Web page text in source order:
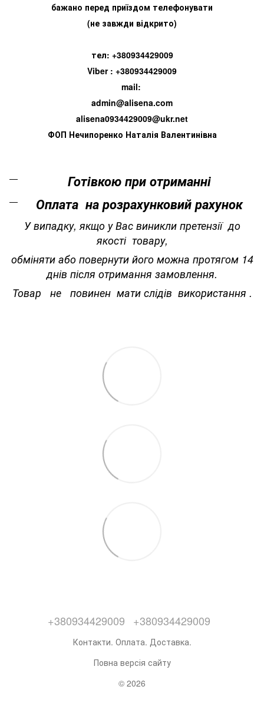
бажано перед приїздом телефонувати
(не завжди відкрито)
тел: +380934429009
Viber : +380934429009
mail:
admin@alisena.com
alisena0934429009@ukr.net
ФОП Нечипоренко Наталія Валентинівна
Готівкою при отриманні
Оплата на розрахунковий рахунок
У випадку, якщо у Вас виникли претензії до
якості товару,
обміняти або повернути його можна протягом 14
днів після отримання замовлення.
Товар не повинен мати слідів використання .
+380934429009 +380934429009
Контакти. Оплата. Доставка.
Повна версія сайту
© 2026